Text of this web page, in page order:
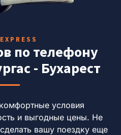
по телефону
- Бухарест
условия
и выгодные цены. Не
вашу поездку еще